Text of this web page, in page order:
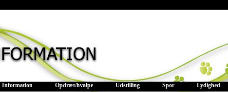
Information Opdræt/hvalpe Udstilling Spor Lydighed